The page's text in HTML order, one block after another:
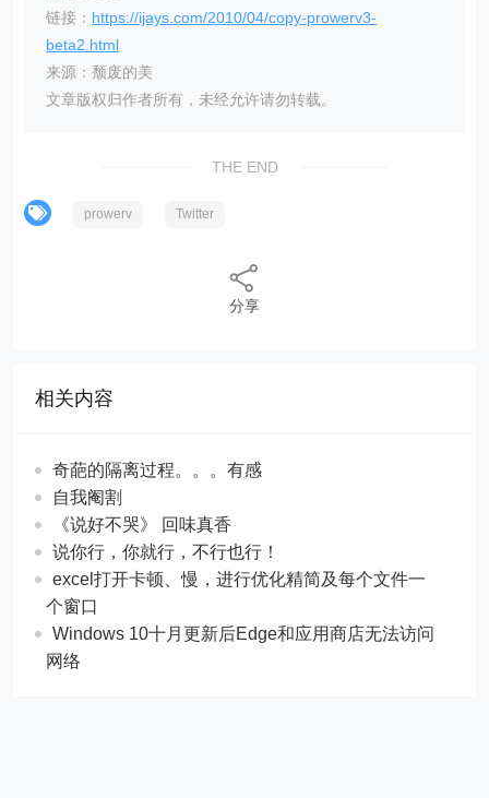
链接： https://ijays.com/2010/04/copy-prowerv3-
beta2.html
来源：颓废的美
文章版权归作者所有，未经允许请勿转载。
THE END
prowerv Twitter
分享
相关内容
奇葩的隔离过程。。。有感
自我阉割
《说好不哭》 回味真香
说你行，你就行，不行也行！
excel打开卡顿、慢，进行优化精简及每个文件一
个窗口
Windows 10十月更新后Edge和应用商店无法访问
网络